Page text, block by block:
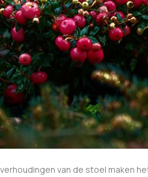
van de stoel maken